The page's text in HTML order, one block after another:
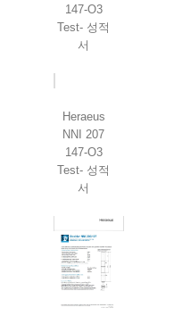
147-O3
Test- 성적
서
Heraeus
NNI 207
147-O3
Test- 성적
서